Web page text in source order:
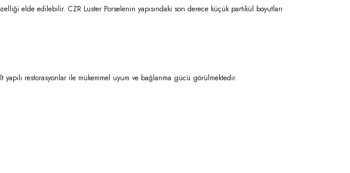
elde edilebilir. CZR Luster Porselenin yapısındaki son derece küçük partikül boyutları
restorasyonlar ile mükemmel uyum ve bağlanma gücü görülmektedir.